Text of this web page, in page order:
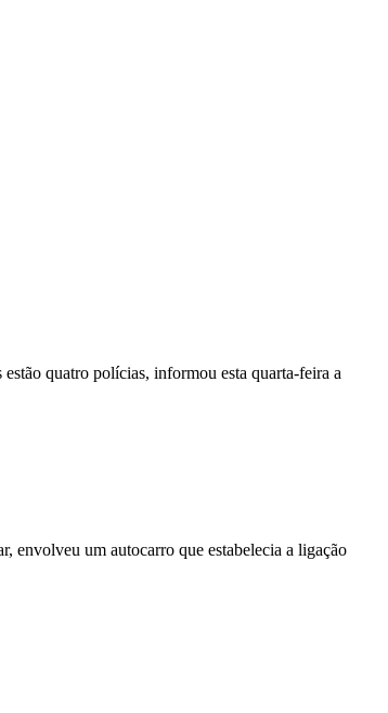
quatro polícias, informou esta quarta-feira a
envolveu um autocarro que estabelecia a ligação